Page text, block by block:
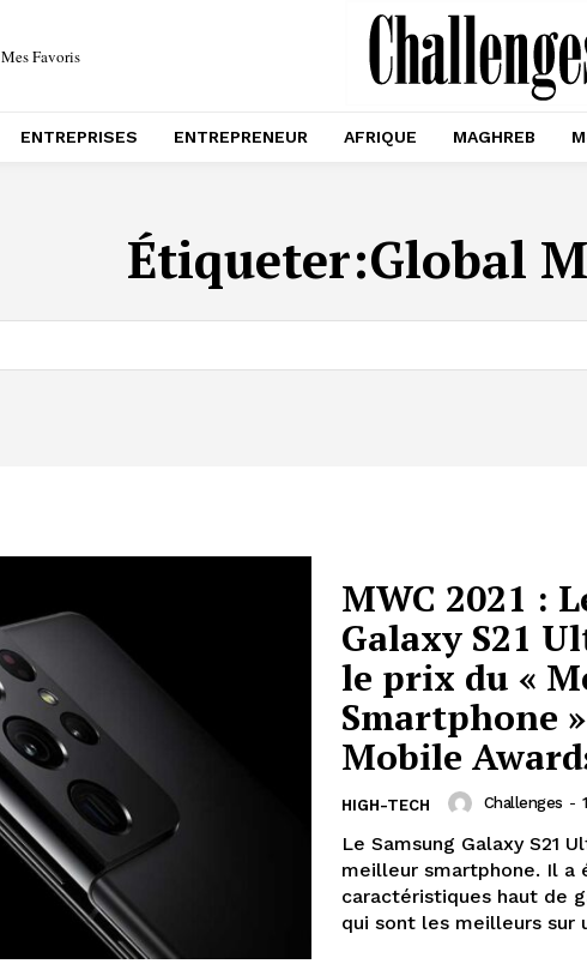
Mes Favoris
ENTREPRISES ENTREPRENEUR AFRIQUE MAGHREB
Étiqueter:Global
MWC 2021 :
Galaxy S21
le prix du «
Smartphone
Mobile
HIGH-TECH Challenges -
Le Samsung Galaxy S21
meilleur smartphone. Il a
caractéristiques haut de
qui sont les meilleurs sur